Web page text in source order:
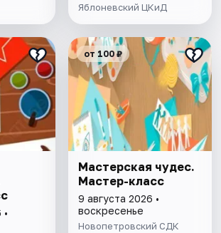
Яблоневский ЦКиД
от 100 ₽
Мастерская чудес.
Мастер-класс
9 августа 2026 •
воскресенье
Новопетровский СДК